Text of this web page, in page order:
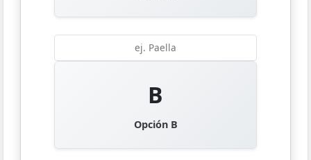
B
Opción B